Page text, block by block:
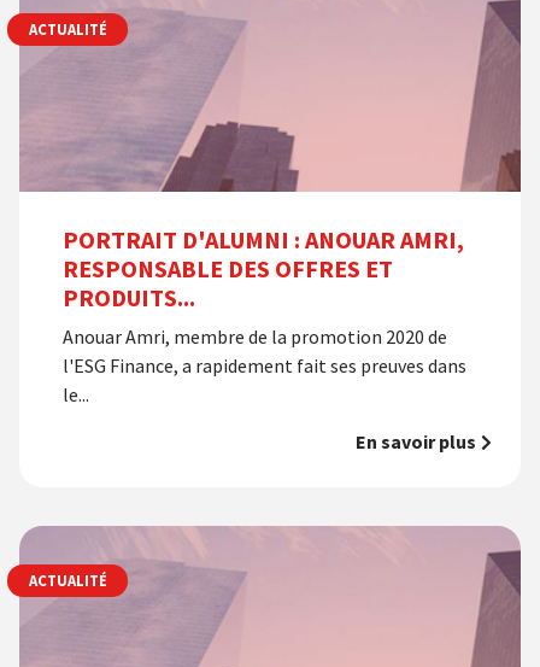
PORTRAIT D'ALUMNI : ANOUAR AMRI,
RESPONSABLE DES OFFRES ET
PRODUITS...
Anouar Amri, membre de la promotion 2020 de
l'ESG Finance, a rapidement fait ses preuves dans
le...
En savoir plus
ACTUALITÉ
ACTUALITÉ